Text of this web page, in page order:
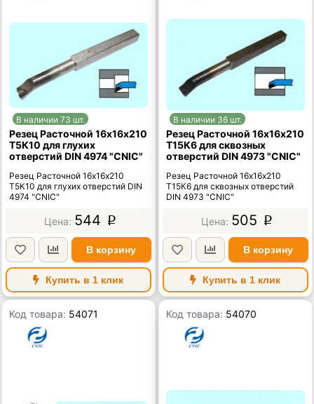
В наличии 73 шт.
Резец Расточной 16х16х210
Т5К10 для глухих
отверстий DIN 4974 "CNIC"
Резец Расточной 16х16х210
Т5К10 для глухих отверстий DIN
4974 "CNIC"
544 p
В корзину
Купить в 1 клик
В наличии 36 шт.
Резец Расточной 16х16х210
Т15К6 для сквозных
отверстий DIN 4973 "CNIC"
Резец Расточной 16х16х210
Т15К6 для сквозных отверстий
DIN 4973 "CNIC"
505 p
В корзину
Купить в 1 клик
Код товара: 54071 Код товара: 54070